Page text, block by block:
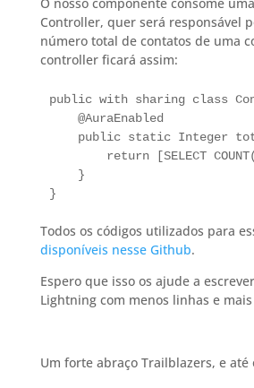
O nosso componente consome
Controller, quer será responsável
número total de contatos de uma
controller ficará assim:
public with sharing class
    @AuraEnabled
public static Integer
return [SELECT
    }
}
Todos os códigos utilizados para
disponíveis nesse Github.
Espero que isso os ajude a
Lightning com menos linhas e
Um forte abraço Trailblazers, e até